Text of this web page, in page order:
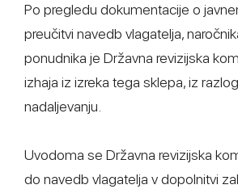
Po pregledu dokumentacije o
preučitvi navedb vlagatelja,
ponudnika je Državna revizijska
izhaja iz izreka tega sklepa, iz
nadaljevanju.
Uvodoma se Državna revizijska
do navedb vlagatelja v dopolnitvi